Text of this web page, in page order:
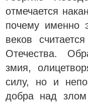
отмечается
почему именно
веков
Отечества.
змия,
силу, но и
добра над